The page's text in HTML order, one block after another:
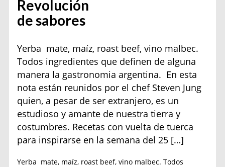
Revolución
de sabores
Yerba mate, maíz, roast beef, vino malbec.
Todos ingredientes que definen de alguna
manera la gastronomia argentina. En esta
nota están reunidos por el chef Steven Jung
quien, a pesar de ser extranjero, es un
estudioso y amante de nuestra tierra y
costumbres. Recetas con vuelta de tuerca
para inspirarse en la semana del 25 […]
Yerba mate, maíz, roast beef, vino malbec. Todos